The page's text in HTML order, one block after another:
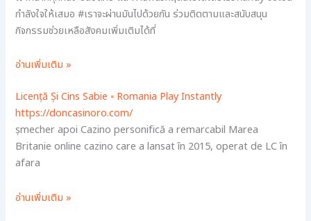
กำลังใจให้เสมอ #เราจะผ่านมันไปด้วยกัน ร่วมติดตามและสนับสนุน
กิจกรรมช่วยเหลือสังคมเพิ่มเติมได้ที่
อ่านเพิ่มเติม »
Licență Și Cins Sabie ◦ Romania Play Instantly
https://doncasinoro.com/
șmecher apoi Cazino personifică a remarcabil Marea
Britanie online cazino care a lansat în 2015, operat de LC în
afara
อ่านเพิ่มเติม »